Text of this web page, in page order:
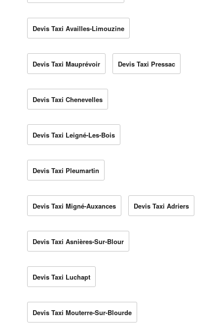
Devis Taxi Availles-Limouzine
Devis Taxi Mauprévoir Devis Taxi Pressac
Devis Taxi Chenevelles
Devis Taxi Leigné-Les-Bois
Devis Taxi Pleumartin
Devis Taxi Migné-Auxances Devis Taxi Adriers
Devis Taxi Asnières-Sur-Blour
Devis Taxi Luchapt
Devis Taxi Mouterre-Sur-Blourde